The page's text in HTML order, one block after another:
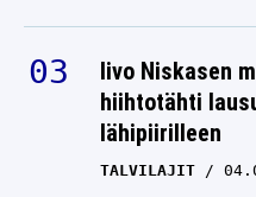
Iivo Niskasen
hiihtotähti
lähipiirilleen
TALVILAJIT